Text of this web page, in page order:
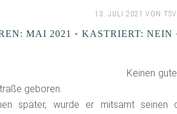
13. JULI 2021 VON
MAI 2021 • KASTRIERT: NEIN
Keinen
geboren.
später, wurde er mitsamt seinen